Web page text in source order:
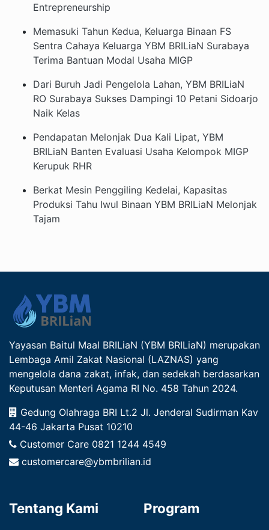
Entrepreneurship
Memasuki Tahun Kedua, Keluarga Binaan FS
Sentra Cahaya Keluarga YBM BRILiaN Surabaya
Terima Bantuan Modal Usaha MIGP
Dari Buruh Jadi Pengelola Lahan, YBM BRILiaN
RO Surabaya Sukses Dampingi 10 Petani Sidoarjo
Naik Kelas
Pendapatan Melonjak Dua Kali Lipat, YBM
BRILiaN Banten Evaluasi Usaha Kelompok MIGP
Kerupuk RHR
Berkat Mesin Penggiling Kedelai, Kapasitas
Produksi Tahu Iwul Binaan YBM BRILiaN Melonjak
Tajam
Yayasan Baitul Maal BRILiaN (YBM BRILiaN) merupakan
Lembaga Amil Zakat Nasional (LAZNAS) yang
mengelola dana zakat, infak, dan sedekah berdasarkan
Keputusan Menteri Agama RI No. 458 Tahun 2024.
Gedung Olahraga BRI Lt.2 Jl. Jenderal Sudirman Kav
44-46 Jakarta Pusat 10210
Customer Care 0821 1244 4549
customercare@ybmbrilian.id
Tentang Kami Program